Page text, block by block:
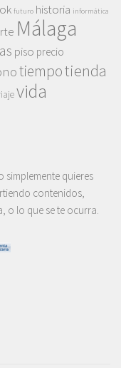
futuro historia informática
Málaga
piso precio
tiempotienda
vida
simplemente quieres
contenidos,
o lo que se te ocurra.